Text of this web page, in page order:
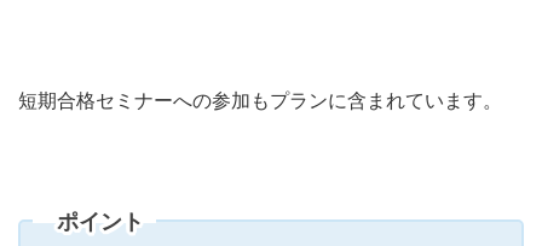
短期合格セミナーへの参加もプランに含まれています。
ポイント